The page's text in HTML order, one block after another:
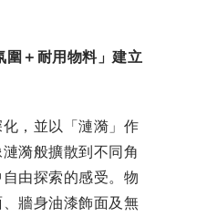
＋耐用物料」建立
，並以「漣漪」作
漪般擴散到不同角
由探索的感受。物
牆身油漆飾面及無